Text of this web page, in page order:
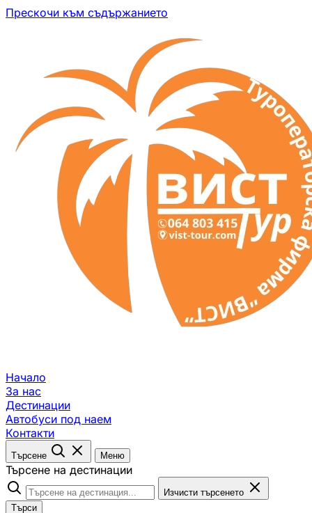
Прескочи към съдържанието
Начало
За нас
Дестинации
Автобуси под наем
Контакти
Търсене Меню
Търсене на дестинации
Изчисти търсенето
Търси